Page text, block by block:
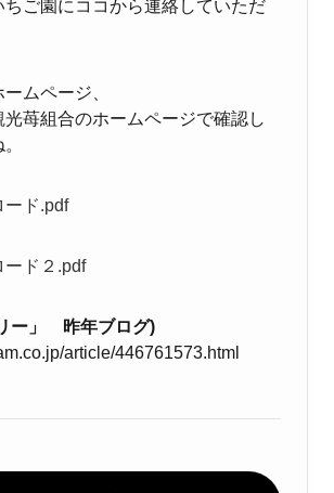
ちご園にココから連絡していただ
ムページ、
光苺組合のホームページで確認し
ード.pdf
ード２.pdf
ー」 昨年ブログ)
article/446761573.html